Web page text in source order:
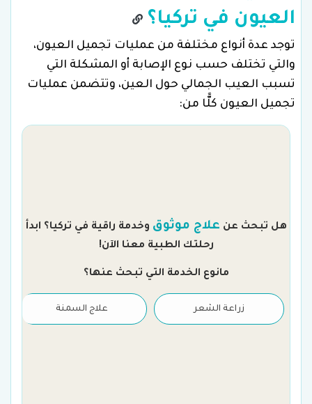
العيون في تركيا؟
توجد عدة أنواع مختلفة من عمليات تجميل العيون،
والتي تختلف حسب نوع الإصابة أو المشكلة التي
تسبب العيب الجمالي حول العين، وتتضمن عمليات
تجميل العيون كلًّا من:
هل تبحث عن علاج موثوق وخدمة راقية في تركيا؟ ابدأ
رحلتك الطبية معنا الآن!
مانوع الخدمة التي تبحث عنها؟
زراعة الشعر علاج السمنة